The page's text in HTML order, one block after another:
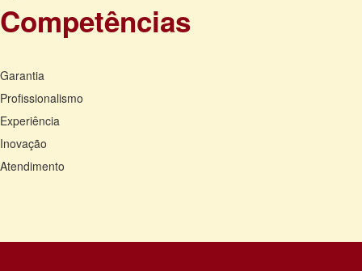
Competências
Garantia
Profissionalismo
Experiência
Inovação
Atendimento